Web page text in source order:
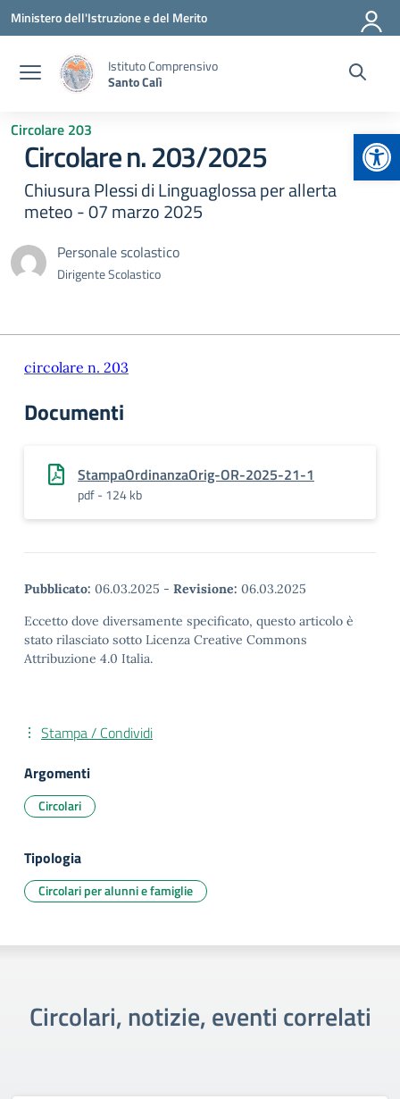
Vai ai contenuti
Vai al menu di navigazione
Vai al footer
Ministero dell'Istruzione e del Merito
Istituto Comprensivo
Santo Calì
Circolare 203
Circolare n. 203/2025
Chiusura Plessi di Linguaglossa per allerta
meteo - 07 marzo 2025
Personale scolastico
Dirigente Scolastico
circolare n. 203
Documenti
StampaOrdinanzaOrig-OR-2025-21-1
pdf - 124 kb
Pubblicato: 06.03.2025 - Revisione: 06.03.2025
Eccetto dove diversamente specificato, questo articolo è
stato rilasciato sotto Licenza Creative Commons
Attribuzione 4.0 Italia.
Stampa / Condividi
Argomenti
Circolari
Tipologia
Circolari per alunni e famiglie
Circolari, notizie, eventi correlati